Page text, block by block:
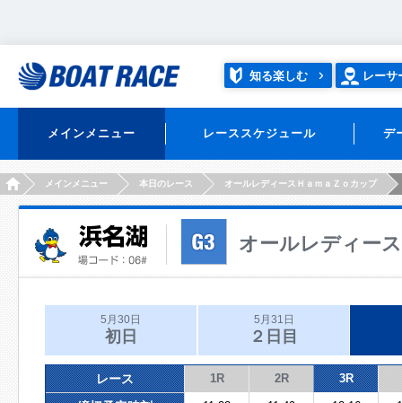
知る楽しむ レーサ
メインメニュー レーススケジュール デ
HOMEメインメニュー 本日のレース オールレディースＨａｍａＺｏカップ
オールレディー
5月30日
初日
5月31日
２日目
レース 1R 2R 3R